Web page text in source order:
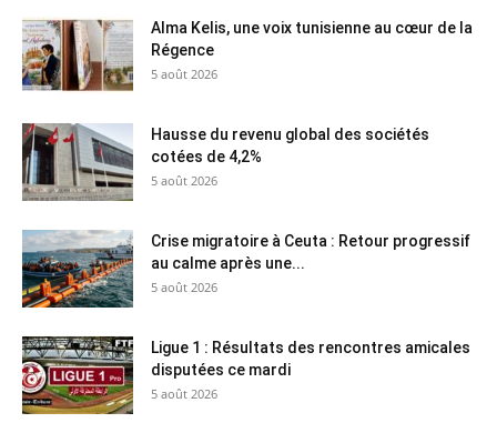
Alma Kelis, une voix tunisienne au cœur de la
Régence
5 août 2026
Hausse du revenu global des sociétés
cotées de 4,2%
5 août 2026
Crise migratoire à Ceuta : Retour progressif
au calme après une...
5 août 2026
Ligue 1 : Résultats des rencontres amicales
disputées ce mardi
5 août 2026